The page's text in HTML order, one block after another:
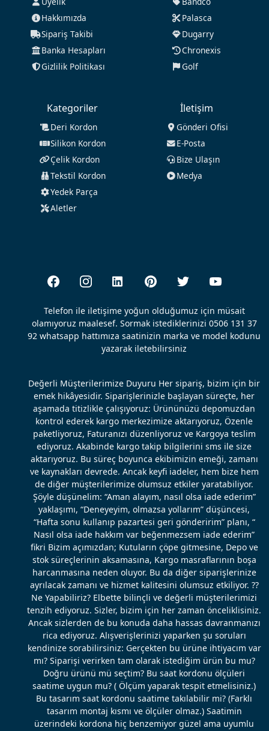
Hakkımızda
Sipariş Takibi
Banka Hesapları
Gizlilik Politikası
Palasca
Dugarry
Chronexis
Golf
Kategoriler
Deri Kordon
Silikon Kordon
Çelik Kordon
Tekstil Kordon
Yedek Parça
Aletler
İletişim
Gönderi Ofisi
E-Posta
Bize Ulaşın
Medya
Telefon ile iletişime yoğun olduğumuz için müsait
olamıyoruz maalesef. Sormak istediklerinizi 0506 131 37
92 whatsapp hattımıza saatinizin marka ve model kodunu
yazarak iletebilirsiniz
Değerli Müşterilerimize Duyuru Her sipariş, bizim için bir
emek hikâyesidir. Siparişlerinizle başlayan süreçte, her
aşamada titizlikle çalışıyoruz: Ürününüzü depomuzdan
kontrol ederek kargo merkezimize aktarıyoruz, Özenle
paketliyoruz, Faturanızı düzenliyoruz ve Kargoya teslim
ediyoruz. Akabinde kargo takip bilgilerini sms ile size
aktarıyoruz. Bu süreç boyunca ekibimizin emeği, zamanı
ve kaynakları devrede. Ancak keyfi iadeler, hem bize hem
de diğer müşterilerimize olumsuz etkiler yaratabiliyor.
Şöyle düşünelim: “Aman alayım, nasıl olsa iade ederim”
yaklaşımı, “Deneyeyim, olmazsa yollarım” düşüncesi,
“Hafta sonu kullanıp pazartesi geri gönderirim” planı, “
Nasıl olsa iade hakkım var beğenmezsem iade ederim”
fikri Bizim açımızdan; Kutuların çöpe gitmesine, Depo ve
stok süreçlerinin aksamasına, Kargo masraflarının boşa
harcanmasına neden oluyor. Bu da diğer siparişlerinize
ayrılacak zamanı ve hizmet kalitesini olumsuz etkiliyor. ??
Ne Yapabiliriz? Elbette bilinçli ve değerli müşterilerimizi
tenzih ediyoruz. Sizler, bizim için her zaman önceliklisiniz.
Ancak sizlerden de bu konuda daha hassas davranmanızı
rica ediyoruz. Alışverişlerinizi yaparken şu soruları
kendinize sorabilirsiniz: Gerçekten bu ürüne ihtiyacım var
mı? Siparişi verirken tam olarak istediğim ürün bu mu?
Doğru ürünü mü seçtim? Bu saat kordonu ölçüleri
saatime uygun mu? ( Ölçüm yaparak tespit etmelisiniz.)
Bu tasarım saat kordonu saatime takılabilir mi? (Farklı
tasarım montaj kısmı ve ölçüler olmaz.) Saatimin
üzerindeki kordona hiç benzemiyor güzel ama uyumlu